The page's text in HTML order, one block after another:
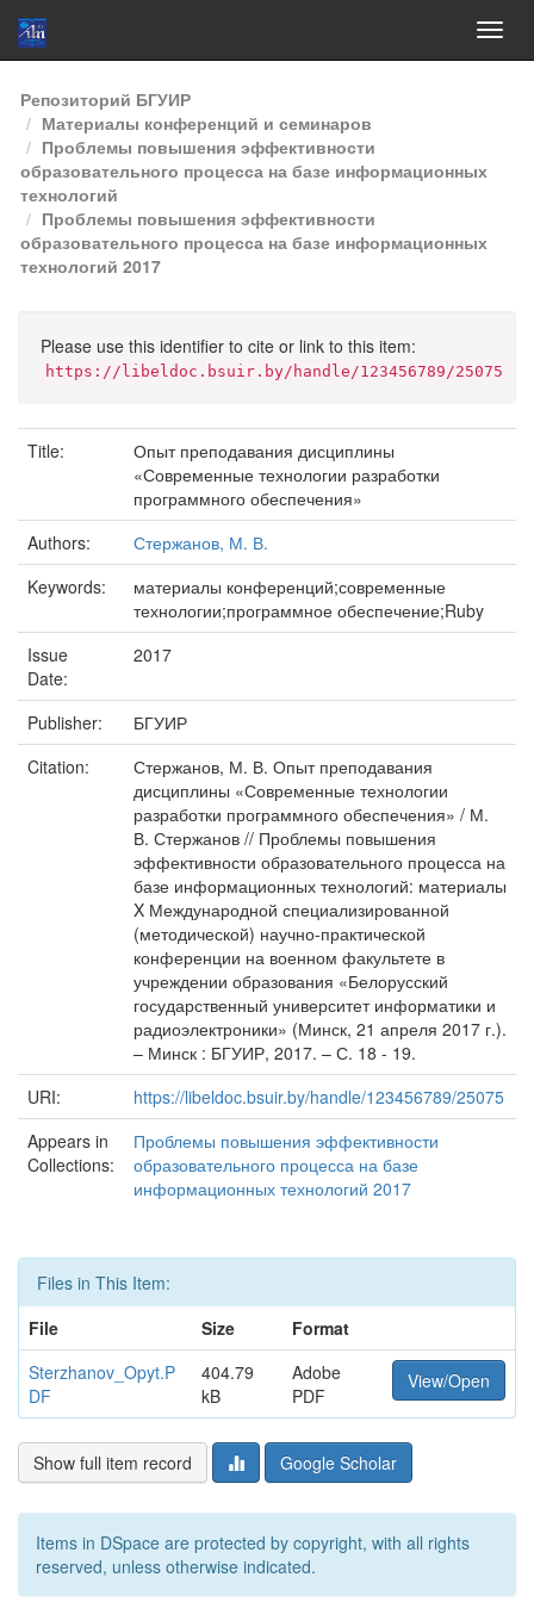
Skip
navigation
Репозиторий БГУИР
Материалы конференций и семинаров
Проблемы повышения эффективности
образовательного процесса на базе информационных
технологий
Проблемы повышения эффективности
образовательного процесса на базе информационных
технологий 2017
Please use this identifier to cite or link to this item:
https://libeldoc.bsuir.by/handle/123456789/25075
Title:
Опыт преподавания дисциплины
«Современные технологии разработки
программного обеспечения»
Authors:
Стержанов, М. В.
Keywords:
материалы конференций;современные
технологии;программное обеспечение;Ruby
Issue
Date:
2017
Publisher:
БГУИР
Citation:
Стержанов, М. В. Опыт преподавания
дисциплины «Современные технологии
разработки программного обеспечения» / М.
В. Стержанов // Проблемы повышения
эффективности образовательного процесса на
базе информационных технологий: материалы
X Международной специализированной
(методической) научно-практической
конференции на военном факультете в
учреждении образования «Белорусский
государственный университет информатики и
радиоэлектроники» (Минск, 21 апреля 2017 г.).
– Минск : БГУИР, 2017. – С. 18 - 19.
URI:
https://libeldoc.bsuir.by/handle/123456789/25075
Appears in
Collections:
Проблемы повышения эффективности
образовательного процесса на базе
информационных технологий 2017
Files in This Item:
File
Size
Format
Sterzhanov_Opyt.P
DF
404.79
kB
Adobe
PDF
View/Open
Show full item record Google Scholar
Items in DSpace are protected by copyright, with all rights
reserved, unless otherwise indicated.